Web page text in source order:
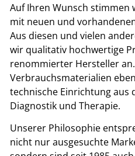
Auf Ihren Wunsch stimmen
mit neuen und
Aus diesen und vielen
wir qualitativ hochwertige
renommierter Hersteller
Verbrauchsmaterialien
technische Einrichtung aus
Diagnostik und Therapie.
Unserer Philosophie
nicht nur ausgesuchte